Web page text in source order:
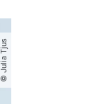
© Julia Tjus